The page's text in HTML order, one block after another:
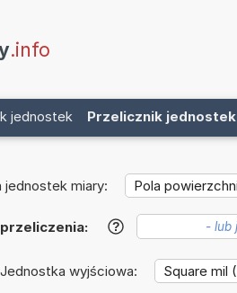
.info
jednostek Przelicznik jednostek
jednostek miary:
?
Jednostka wyjściowa: